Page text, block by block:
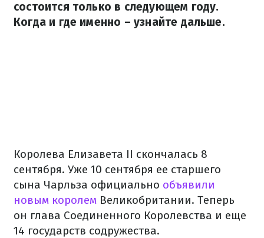
состоится только в следующем году.
Когда и где именно – узнайте дальше.
Королева Елизавета II скончалась 8
сентября. Уже 10 сентября ее старшего
сына Чарльза официально объявили
новым королем Великобритании. Теперь
он глава Соединенного Королевства и еще
14 государств содружества.